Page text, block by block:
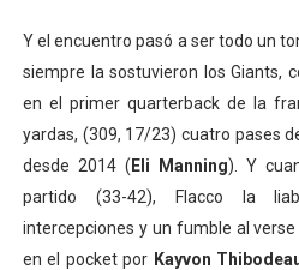
Y el encuentro pasó a ser todo un
siempre la sostuvieron los Giants,
en el primer quarterback de la
yardas, (309, 17/23) cuatro pases
desde 2014 ( Eli Manning). Y
partido (33-42), Flacco la
intercepciones y un fumble al
en el pocket por Kayvon